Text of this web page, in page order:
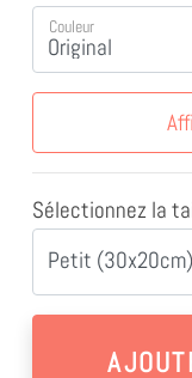
Couleur
Sélectionnez la
Petit